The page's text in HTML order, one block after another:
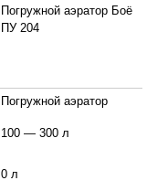
Погружной аэратор Боё
ПУ 204
Погружной аэратор
100 — 300 л
0 л